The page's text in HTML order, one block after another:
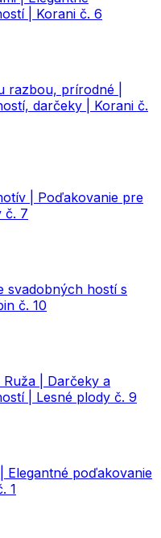
| Korani č. 6
razbou, prírodné |
darčeky | Korani č.
| Poďakovanie pre
č. 7
svadobných hostí s
č. 10
| Darčeky a
| Lesné plody č. 9
Elegantné poďakovanie
1